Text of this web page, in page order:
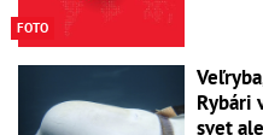
FOTO
Rybári
svet